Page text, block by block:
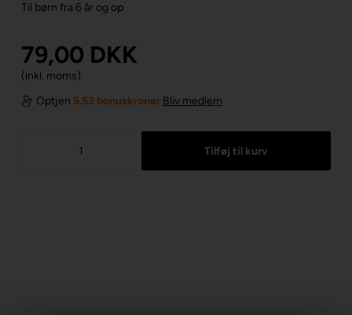
Til børn fra 6 år og op
79,00 DKK
(inkl. moms)
Optjen 5.53 bonuskroner Bliv medlem